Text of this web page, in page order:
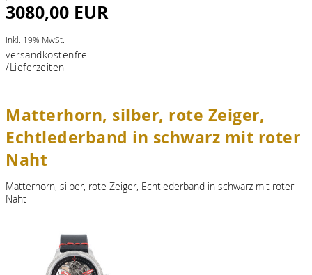
3080,00 EUR
inkl. 19% MwSt.
versandkostenfrei
/Lieferzeiten
Matterhorn, silber, rote Zeiger,
Echtlederband in schwarz mit roter
Naht
Matterhorn, silber, rote Zeiger, Echtlederband in schwarz mit roter
Naht